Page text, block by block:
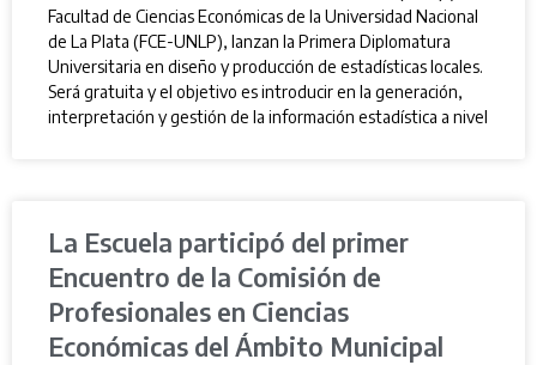
Facultad de Ciencias Económicas de la Universidad Nacional
de La Plata (FCE-UNLP), lanzan la Primera Diplomatura
Universitaria en diseño y producción de estadísticas locales.
Será gratuita y el objetivo es introducir en la generación,
interpretación y gestión de la información estadística a nivel
La Escuela participó del primer
Encuentro de la Comisión de
Profesionales en Ciencias
Económicas del Ámbito Municipal